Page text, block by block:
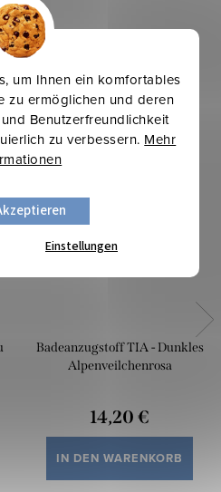
um Ihnen ein komfortables
zu ermöglichen und deren
Benutzerfreundlichkeit
zu verbessern. Mehr
Einstellungen
Dancing
Mehr für weniger
Badeanzugstoff TIA - Dunkles
Alpenveilchenrosa
14,20 €
IN DEN WARENKORB